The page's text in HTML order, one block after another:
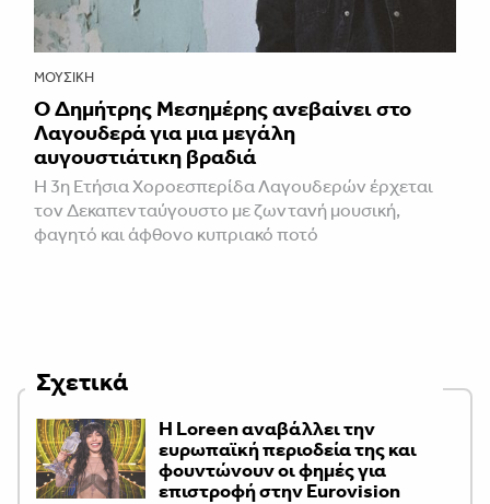
ΜΟΥΣΙΚΉ
Ο Δημήτρης Μεσημέρης ανεβαίνει στο
Λαγουδερά για μια μεγάλη
αυγουστιάτικη βραδιά
Η 3η Ετήσια Χοροεσπερίδα Λαγουδερών έρχεται
τον Δεκαπενταύγουστο με ζωντανή μουσική,
φαγητό και άφθονο κυπριακό ποτό
Σχετικά
Η Loreen αναβάλλει την
ευρωπαϊκή περιοδεία της και
φουντώνουν οι φημές για
επιστροφή στην Eurovision